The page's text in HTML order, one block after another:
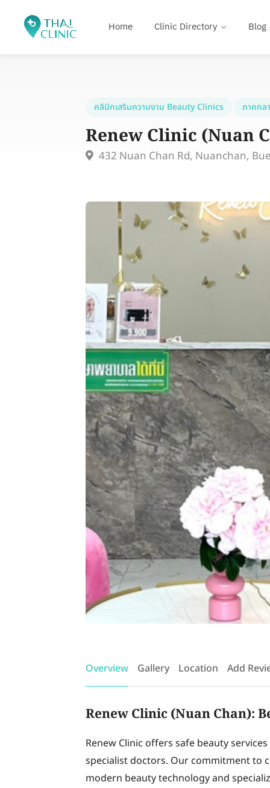
Home Clinic Directory Blog
คลินิกเสริมความงาม Beauty Clinics ภาคกล
Renew Clinic (Nuan
432 Nuan Chan Rd, Nuanchan,
Overview Gallery Location Add
Renew Clinic (Nuan Chan):
Renew Clinic offers safe beauty
specialist doctors. Our commitment to
modern beauty technology and